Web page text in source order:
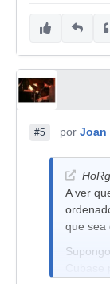
#5 por Joan
A ver
que sea